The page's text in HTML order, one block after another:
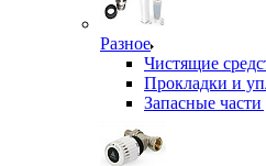
Разное
Чистящие
Прокладки и
Запасные